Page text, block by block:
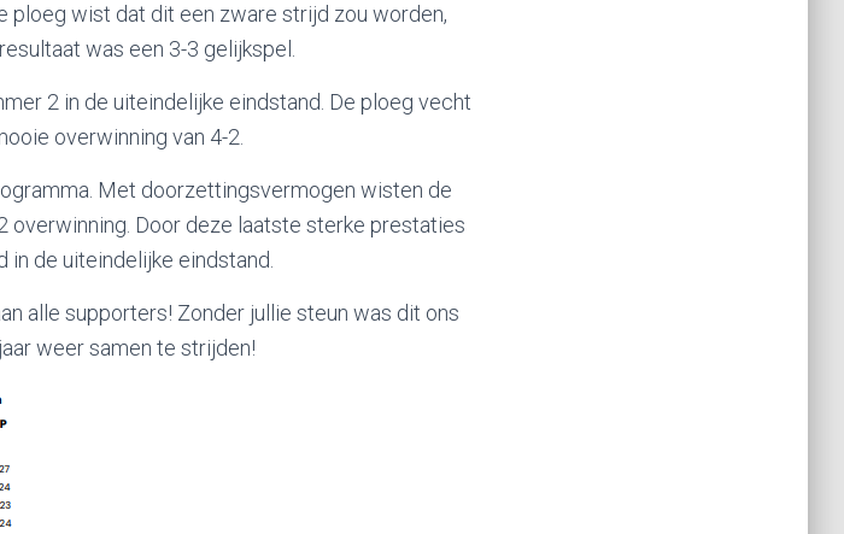
ploeg wist dat dit een zware strijd zou worden,
was een 3-3 gelijkspel.
2 in de uiteindelijke eindstand. De ploeg vecht
overwinning van 4-2.
Met doorzettingsvermogen wisten de
overwinning. Door deze laatste sterke prestaties
de uiteindelijke eindstand.
alle supporters! Zonder jullie steun was dit ons
weer samen te strijden!